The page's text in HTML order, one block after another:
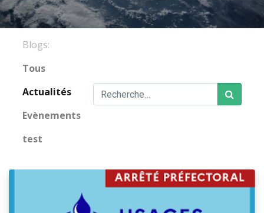
Blogs:
Tous
Actualités
Evènements
test